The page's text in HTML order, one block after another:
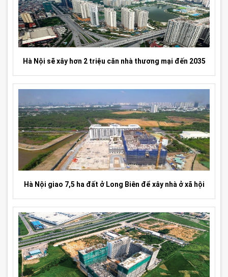
Hà Nội sẽ xây hơn 2 triệu căn nhà thương mại đến 2035
Hà Nội giao 7,5 ha đất ở Long Biên để xây nhà ở xã hội